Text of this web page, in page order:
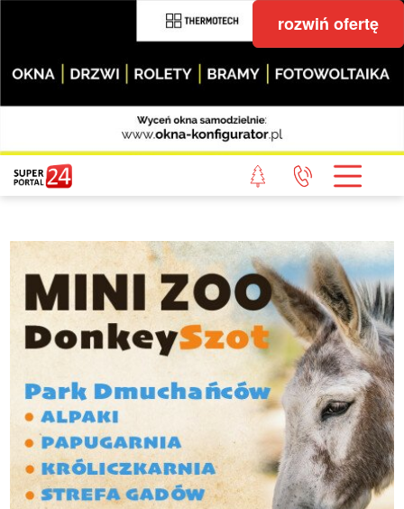
rozwiń ofertę
STRONA GŁÓWNA
POWIAT GRYFICKI
WIADOMOŚCI Z LASU
STUDIO SUPERPORTALU
KONTAKT
REDAKCJA